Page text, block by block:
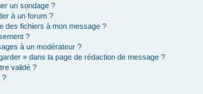
un sondage ?
à un forum ?
des fichiers à mon message ?
?
à un modérateur ?
» dans la page de rédaction de message ?
validé ?
?